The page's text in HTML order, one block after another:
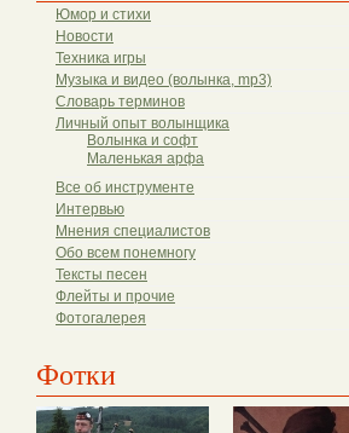
Юмор и стихи
Новости
Техника игры
Музыка и видео (волынка, mp3)
Словарь терминов
Личный опыт волынщика
Волынка и софт
Маленькая арфа
Все об инструменте
Интервью
Мнения специалистов
Обо всем понемногу
Тексты песен
Флейты и прочие
Фотогалерея
Фотки